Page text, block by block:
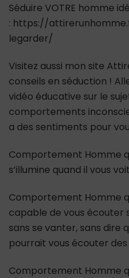
Séduire VOTRE homme
: https://
legarder/
Visitez aussi mon site
conseils en séduction !
vidéo éducative sur le
comportements
a des sentiments pour
Comportement Homme
s’illumine quand il vous
Comportement Homme
capable de vous écouter
sans se vanter, sans dire
pourrait vous écouter des
Comportement Homme